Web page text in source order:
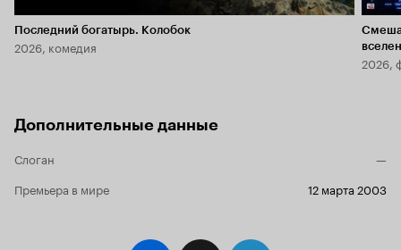
Последний богатырь. Колобок
2026, комедия
2026,
Дополнительные данные
Слоган
—
Премьера в мире
12 марта 2003